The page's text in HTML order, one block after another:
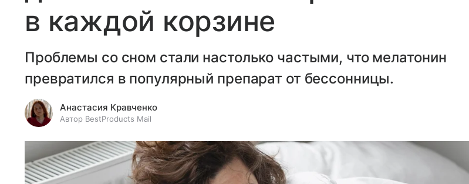
в каждой корзине
Проблемы со сном стали настолько частыми, что мелатонин
превратился в популярный препарат от бессонницы.
Анастасия Кравченко
Автор BestProducts Mail